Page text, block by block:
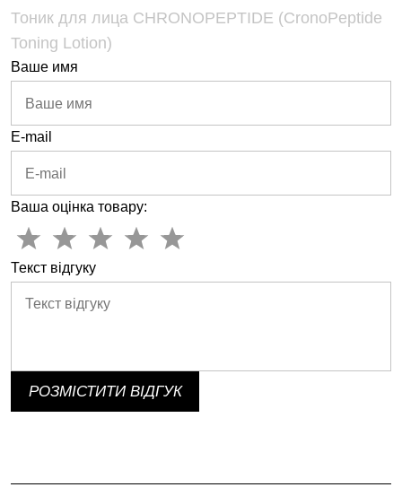
Тоник для лица CHRONOPEPTIDE (CronoPeptide
Toning Lotion)
Ваше имя
E-mail
Ваша оцінка товару:
Текст відгуку
РОЗМІСТИТИ ВІДГУК